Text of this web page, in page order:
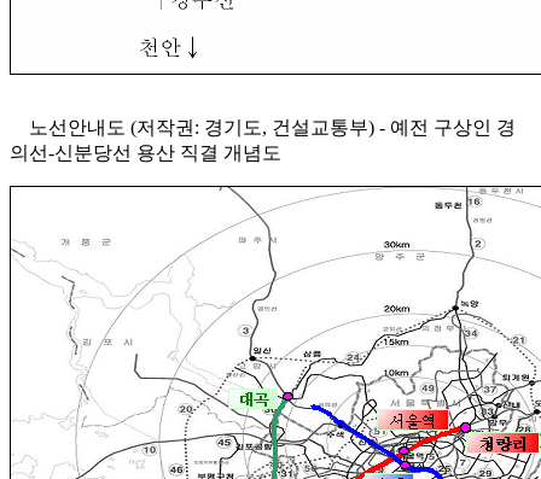
노선안내도 (저작권: 경기도, 건설교통부) - 예전 구상인 경
의선-신분당선 용산 직결 개념도